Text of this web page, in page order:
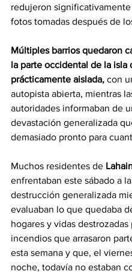
redujeron significativamente
fotos tomadas después de
Múltiples barrios quedaron
la parte occidental de la isla
prácticamente aislada, con
autopista abierta, mientras
autoridades informaban de
devastación generalizada
demasiado pronto para
Muchos residentes de
enfrentaban este sábado a la
destrucción generalizada
evaluaban lo que quedaba
hogares y vidas destrozadas
incendios que arrasaron
esta semana y que, el
noche, todavía no estaban